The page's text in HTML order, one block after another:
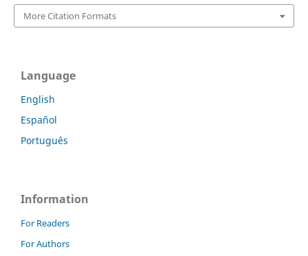
More Citation Formats
Language
English
Español
Português
Information
For Readers
For Authors